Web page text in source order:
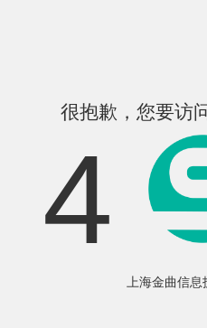
很抱歉，您要访
4
上海金曲信